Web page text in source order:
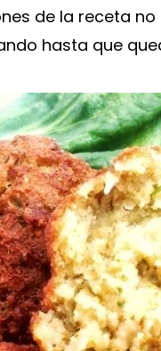
de la receta
hasta que